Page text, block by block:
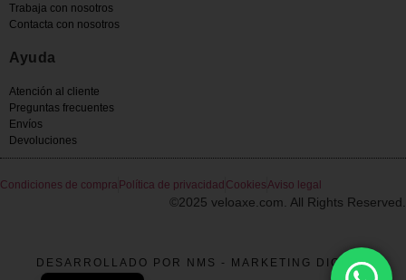
Trabaja con nosotros
Contacta con nosotros
Ayuda
Atención al cliente
Preguntas frecuentes
Envíos
Devoluciones
Condiciones de compra Política de privacidad CookiesAviso legal
©2025 veloaxe.com. All Rights Reserved.
DESARROLLADO POR NMS - MARKETING DIGITAL
French